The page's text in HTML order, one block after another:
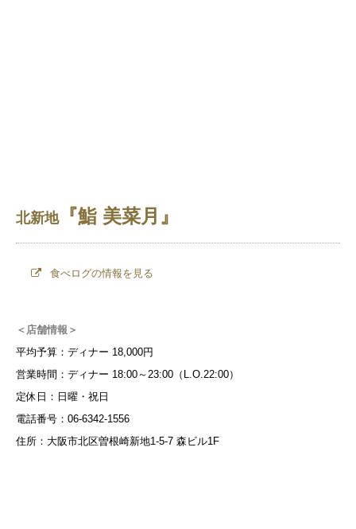
北新地『鮨 美菜月』
食べログの情報を見る
＜店舗情報＞
平均予算：ディナー 18,000円
営業時間：ディナー 18:00～23:00（L.O.22:00）
定休日：日曜・祝日
電話番号：06-6342-1556
住所：大阪市北区曽根崎新地1-5-7 森ビル1F